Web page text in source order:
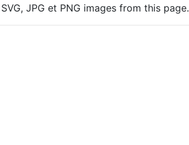
JPG et PNG images from this page.